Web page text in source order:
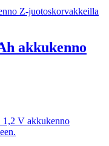
akkukenno
V akkukenno